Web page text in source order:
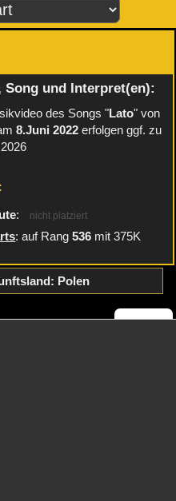
und Interpret(en):
des Songs "Lato" von
8.Juni 2022erfolgen ggf. zu
: nicht platziert
: auf Rang536 mit 375K
Polen